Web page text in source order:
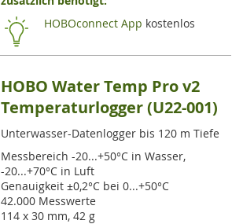
HOBOconnect App kostenlos
HOBO Water Temp Pro v2
Temperaturlogger (U22-001)
Unterwasser-Datenlogger bis 120 m Tiefe
Messbereich -20...+50°C in Wasser,
-20...+70°C in Luft
Genauigkeit ±0,2°C bei 0...+50°C
42.000 Messwerte
114 x 30 mm, 42 g